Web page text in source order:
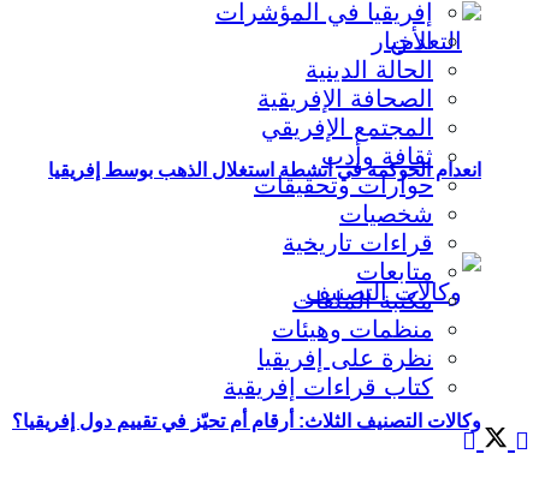
انعدام الحوكمة في أنشطة استغلال الذهب بوسط إفريقيا
وكالات التصنيف الثلاث: أرقام أم تحيّز في تقييم دول إفريقيا؟
إفريقيا في المؤشرات
الأخبار
الحالة الدينية
الصحافة الإفريقية
المجتمع الإفريقي
ثقافة وأدب
حوارات وتحقيقات
شخصيات
قراءات تاريخية
متابعات
مكتبة الملفات
منظمات وهيئات
نظرة على إفريقيا
كتاب قراءات إفريقية